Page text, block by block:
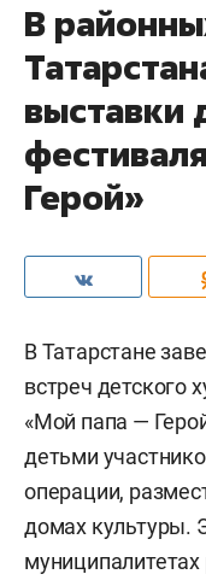
В
выставки
Герой»
В Татарстане
встреч детского
«Мой папа —
детьми
операции,
домах культуры.
муниципалитетах